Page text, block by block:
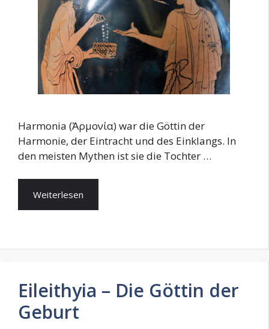
Harmonia (Ἁρμονία) war die Göttin der
Harmonie, der Eintracht und des Einklangs. In
den meisten Mythen ist sie die Tochter …
Weiterlesen
Eileithyia – Die Göttin der
Geburt